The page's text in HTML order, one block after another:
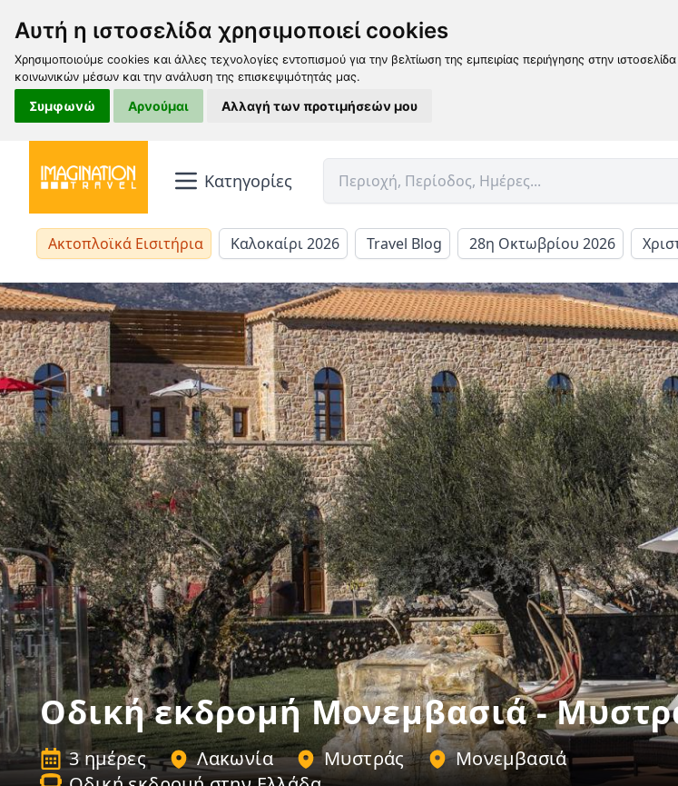
Αυτή η ιστοσελίδα χρησιμοποιεί cookies
Χρησιμοποιούμε cookies και άλλες τεχνολογίες εντοπισμού για την βελτίωση της εμπειρίας περιήγησης στην
κοινωνικών μέσων και την ανάλυση της επισκεψιμότητάς μας.
Συμφωνώ Αρνούμαι Αλλαγή των προτιμήσεών μου
Κατηγορίες
Ακτοπλοϊκά Εισιτήρια Καλοκαίρι 2026 Travel Blog 28η Οκτωβρίου 2026
Οδική εκδρομή Μονεμβασιά -
3 ημέρες Λακωνία Μυστράς
Μονεμβασιά